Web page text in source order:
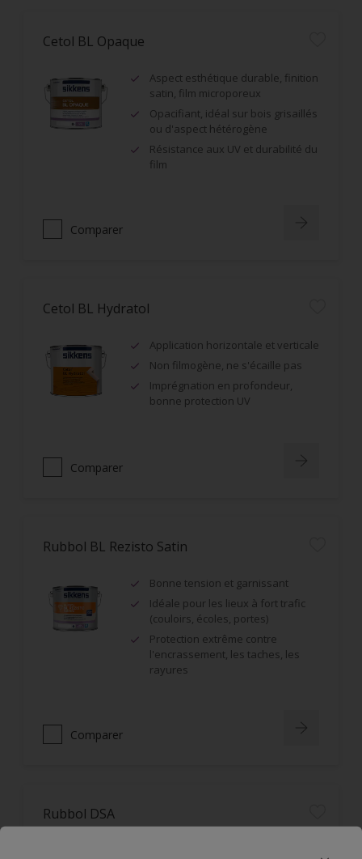
Cetol BL Opaque
Aspect esthétique durable, finition
satin, film microporeux
Opacifiant, idéal sur bois grisaillés
ou d'aspect hétérogène
Résistance aux UV et durabilité du
film
Comparer
Cetol BL Hydratol
Application horizontale et verticale
Non filmogène, ne s'écaille pas
Imprégnation en profondeur,
bonne protection UV
Comparer
Rubbol BL Rezisto Satin
Bonne tension et garnissant
Idéale pour les lieux à fort trafic
(couloirs, écoles, portes)
Protection extrême contre
l'encrassement, les taches, les
rayures
Comparer
Rubbol DSA